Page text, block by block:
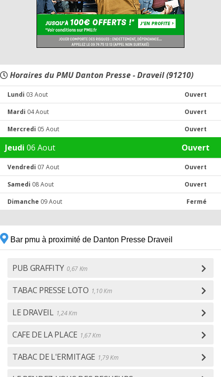
Horaires du PMU Danton Presse - Draveil (91210)
Lundi 03 Aout Ouvert
Mardi 04 Aout Ouvert
Mercredi 05 Aout Ouvert
Jeudi 06 Aout Ouvert
Vendredi 07 Aout Ouvert
Samedi 08 Aout Ouvert
Dimanche 09 Aout Fermé
Bar pmu à proximité de Danton Presse Draveil
PUB GRAFFITY 0,67 Km
TABAC PRESSE LOTO 1,10 Km
LE DRAVEIL 1,24 Km
CAFE DE LA PLACE 1,67 Km
TABAC DE L'ERMITAGE 1,79 Km